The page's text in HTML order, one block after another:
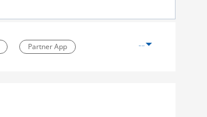
Partner App Mai mult